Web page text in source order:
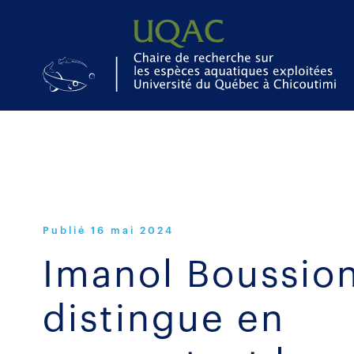
Publié 16 mai 2024
Imanol
distingue en